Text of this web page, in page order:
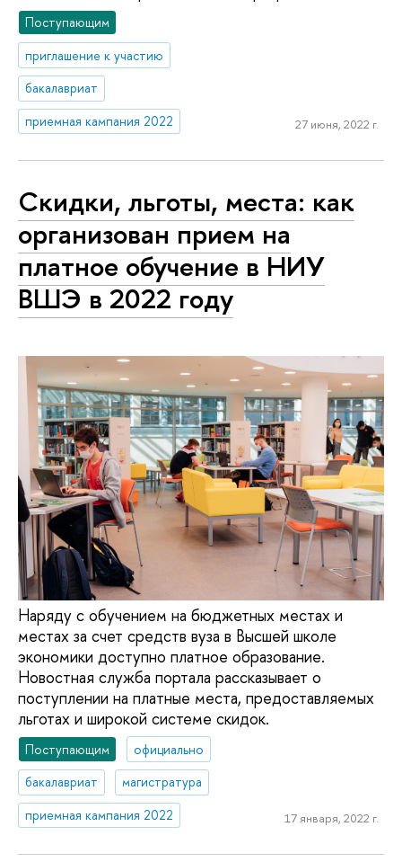
Поступающим
приглашение к участию
бакалавриат
приемная кампания 2022
27 июня, 2022 г.
Скидки, льготы, места: как
организован прием на
платное обучение в НИУ
ВШЭ в 2022 году
Наряду с обучением на бюджетных местах и
местах за счет средств вуза в Высшей школе
экономики доступно платное образование.
Новостная служба портала рассказывает о
поступлении на платные места, предоставляемых
льготах и широкой системе скидок.
Поступающим
официально
бакалавриат
магистратура
приемная кампания 2022
17 января, 2022 г.